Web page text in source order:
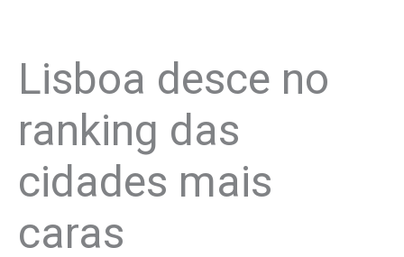
Lisboa desce no
ranking das
cidades mais
caras